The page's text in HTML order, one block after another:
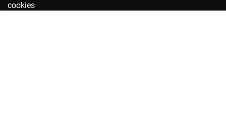
cookies